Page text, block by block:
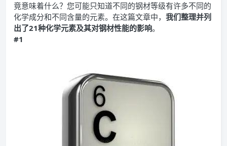
竟意味着什么？您可能只知道不同的钢材等级有许多不同的
化学成分和不同含量的元素。在这篇文章中， 我们整理并列
出了21种化学元素及其对钢材性能的影响。
#1